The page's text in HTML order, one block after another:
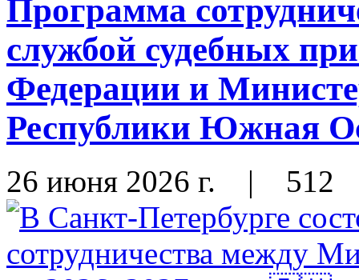
Программа
службой судебных
Федерации и
Республики Южная
26 июня 2026 г. | 512